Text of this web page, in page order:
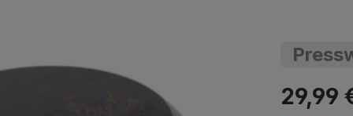
Regulärer
29,99